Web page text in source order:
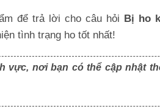
để trả lời cho câu hỏi Bị ho
tình trạng ho tốt nhất!
vực, nơi bạn có thể cập nhật